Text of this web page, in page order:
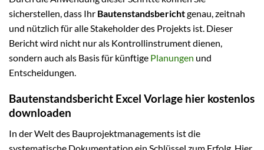
sicherstellen, dass Ihr Bautenstandsberichtgenau, zeitnah
und nützlich für alle Stakeholder des Projekts ist. Dieser
Bericht wird nicht nur als Kontrollinstrument dienen,
sondern auch als Basis für künftige Planungen und
Entscheidungen.
Bautenstandsbericht Excel Vorlage hier kostenlos
downloaden
In der Welt des Bauprojektmanagements ist die